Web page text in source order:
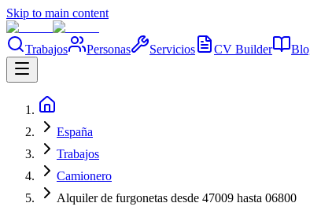
Skip to main content
Trabajos Personas Servicios CV Builder
España
Trabajos
Camionero
Alquiler de furgonetas desde 47009 hasta 06800